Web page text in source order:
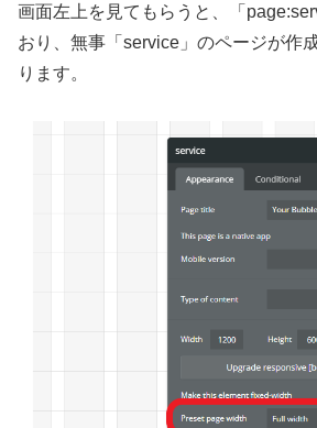
画面左上を見てもらうと、「
おり、無事「service」のページが作
ります。